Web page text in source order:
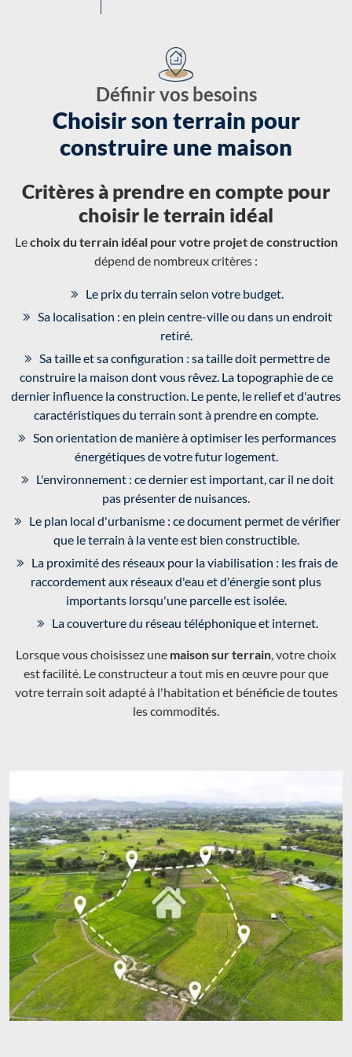
Définir vos besoins
Choisir son terrain pour
construire une maison
Critères à prendre en compte pour
choisir le terrain idéal
Lechoix du terrain idéal pour votre projet de construction
dépend de nombreux critères :
Le prix du terrain selon votre budget.
Sa localisation : en plein centre-ville ou dans un endroit
retiré.
Sa taille et sa configuration : sa taille doit permettre de
construire la maison dont vous rêvez. La topographie de ce
dernier influence la construction. Le pente, le relief et d'autres
caractéristiques du terrain sont à prendre en compte.
Son orientation de manière à optimiser les performances
énergétiques de votre futur logement.
L'environnement : ce dernier est important, car il ne doit
pas présenter de nuisances.
Le plan local d'urbanisme : ce document permet de vérifier
que le terrain à la vente est bien constructible.
La proximité des réseaux pour la viabilisation : les frais de
raccordement aux réseaux d'eau et d'énergie sont plus
importants lorsqu'une parcelle est isolée.
La couverture du réseau téléphonique et internet.
Lorsque vous choisissez une maison sur terrain , votre choix
est facilité. Le constructeur a tout mis en œuvre pour que
votre terrain soit adapté à l'habitation et bénéficie de toutes
les commodités.